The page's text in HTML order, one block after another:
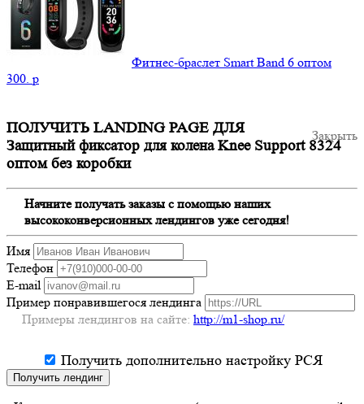
Фитнес-браслет Smart Band 6 оптом
300. p
Закрыть
ПОЛУЧИТЬ LANDING PAGE ДЛЯ
Защитный фиксатор для колена Knee Support 8324
оптом без коробки
Начните получать заказы с помощью наших
высококонверсионных лендингов уже сегодня!
Имя
Телефон
E-mail
Пример понравившегося лендинга
Примеры лендингов на сайте: http://m1-shop.ru/
Получить дополнительно настройку РСЯ
Получить лендинг